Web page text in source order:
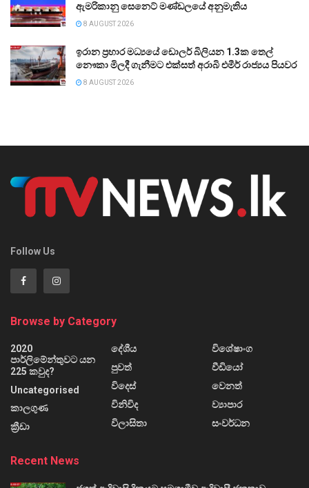
ඇමරිකානු සෙනෙට් මණ්ඩලයේ අනුමැතිය
8 AUGUST 2026
ඉරාන ප්‍රහාර මධ්‍යයේ ඩොලර් බිලියන 1.3ක තෙල්
නෞකා මිලදී ගැනීමට එක්සත් අරාබි එමීර් රාජ්‍යය පියවර
8 AUGUST 2026
Follow Us
Browse by Category
2020
පාර්ලිමේන්තුවට යන
225 කවුද?
Uncategorised
කාලගුණ
ක්‍රීඩා
දේශීය
පුවත්
විදෙස්
විනිවිද
විලාසිතා
විශේෂාංග
වීඩියෝ
වෙනත්
ව්‍යාපාර
සංවර්ධන
Recent News